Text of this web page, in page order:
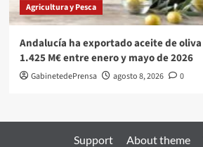
Agricultura y Pesca
Andalucía ha exportado aceite de
1.425 M€ entre enero y mayo de 2026
GabinetedePrensa agosto 8, 2026 0
Support About theme